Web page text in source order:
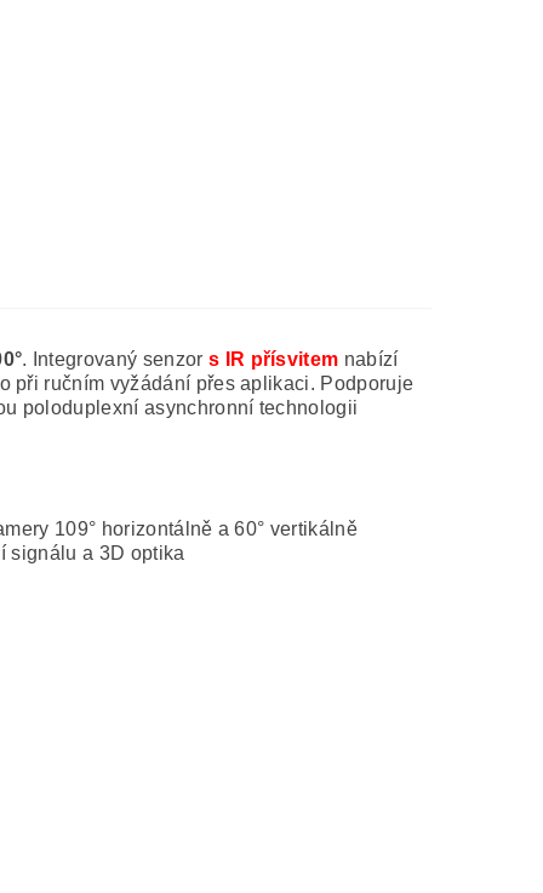
. Integrovaný senzor s IR přísvitem nabízí
při ručním vyžádání přes aplikaci. Podporuje
poloduplexní asynchronní technologii
109° horizontálně a 60° vertikálně
signálu a 3D optika